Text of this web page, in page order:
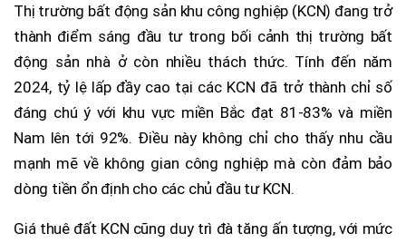
Thị trường bất động sản khu công nghiệp (KCN) đang trở
thành điểm sáng đầu tư trong bối cảnh thị trường bất
động sản nhà ở còn nhiều thách thức. Tính đến năm
2024, tỷ lệ lấp đầy cao tại các KCN đã trở thành chỉ số
đáng chú ý với khu vực miền Bắc đạt 81-83% và miền
Nam lên tới 92%. Điều này không chỉ cho thấy nhu cầu
mạnh mẽ về không gian công nghiệp mà còn đảm bảo
dòng tiền ổn định cho các chủ đầu tư KCN.
Giá thuê đất KCN cũng duy trì đà tăng ấn tượng, với mức